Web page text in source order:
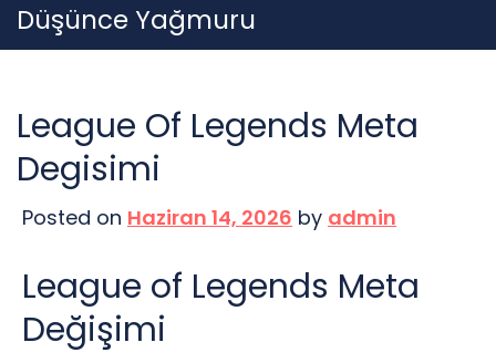
Skip
to
Düşünce Yağmuru
League Of Legends Meta
Degisimi
Posted on Haziran 14, 2026 by admin
League of Legends Meta
Değişimi